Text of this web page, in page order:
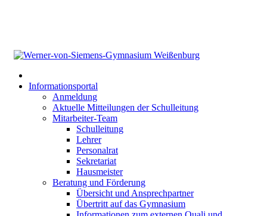
Informationsportal
Anmeldung
Aktuelle Mitteilungen der Schulleitung
Mitarbeiter-Team
Schulleitung
Lehrer
Personalrat
Sekretariat
Hausmeister
Beratung und Förderung
Übersicht und Ansprechpartner
Übertritt auf das Gymnasium